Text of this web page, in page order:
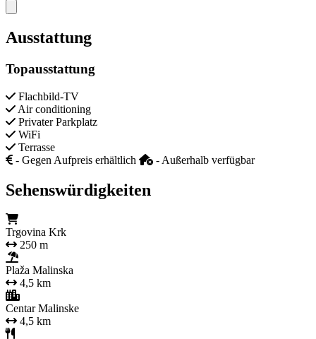
Close modal
Ausstattung
Topausstattung
Flachbild-TV
Air conditioning
Privater Parkplatz
WiFi
Terrasse
- Gegen Aufpreis erhältlich
- Außerhalb verfügbar
Sehenswürdigkeiten
Trgovina Krk
250 m
Plaža Malinska
4,5 km
Centar Malinske
4,5 km